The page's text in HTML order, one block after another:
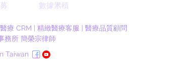
數據累積
醫療 CRM | 精緻醫療客服 | 醫療品質顧問
務所 簡榮宗律師
Taiwan